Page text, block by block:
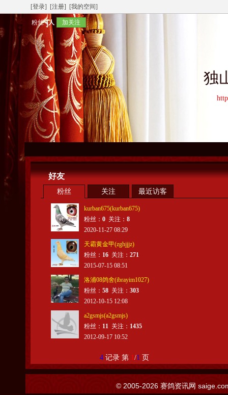
[登录] [注册] [我的空间]
粉丝4人 加关注
独
好友
粉丝 关注 最近访客
kurban675(kurban675)
粉丝： 0 关注： 8
2020-11-27 08:29
天霸黄金甲(zghjjjz)
粉丝： 16 关注： 271
2015-07-15 08:51
洛浦08鸽舍(ibrayim1027)
粉丝： 58 关注： 303
2012-10-15 12:08
a2gsmjs(a2gsmjs)
粉丝： 11 关注： 1435
2012-09-17 10:52
4记录 第 1/1 页
© 2005-2026 赛鸽资讯网